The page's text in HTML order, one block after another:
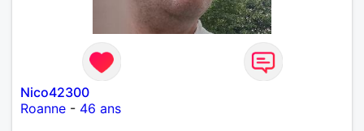
Nico42300
Roanne - 46 ans